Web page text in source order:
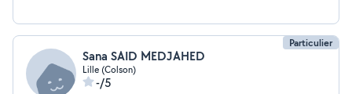
Particulier
Sana SAID MEDJAHED
Lille (Colson)
-/5